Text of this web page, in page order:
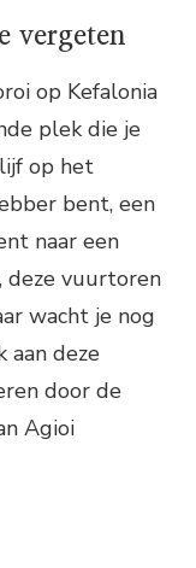
vergeten
op Kefalonia
plek die je
op het
bent, een
naar een
deze vuurtoren
wacht je nog
aan deze
door de
Agioi